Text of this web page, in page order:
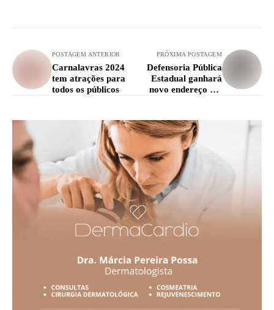
POSTAGEM ANTERIOR
Carnalavras 2024
tem atrações para
todos os públicos
PRÓXIMA POSTAGEM
Defensoria Pública
Estadual ganhará
novo endereço em